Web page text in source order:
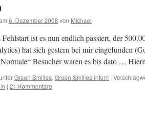
6. Dezember 2008 von Michael
ist es nun endlich passiert, der
hat sich gestern bei mir eingefunden
Besucher waren es bis dato …
Green Smilies, Green Smilies intern |
| 21 Kommentare